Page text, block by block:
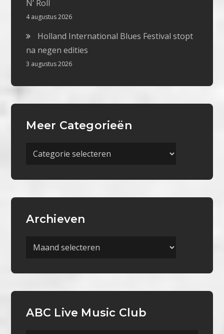
N’ Roll
4 augustus 2026
Holland International Blues Festival stopt
na negen edities
3 augustus 2026
Meer Categorieën
Meer
Archieven
Archieven
ABC Live Music Club